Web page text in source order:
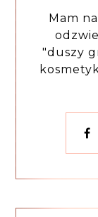
Mam
"duszy